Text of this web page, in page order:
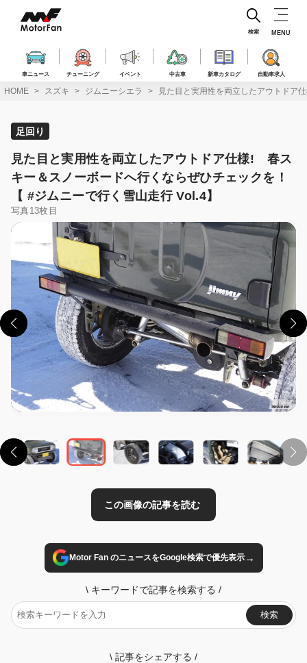
ス
車ニュース チューニング イベント 中古車 新車カタログ 自動車求人
検索 MENU
HOME スズキ ジムニーシエラ 見た目と実用性を両立したアウトドア
足回り
見た目と実用性を両立したアウトドア仕様! 春ス
キー＆スノーボードへ行くならぜひチェックを！
【 #ジムニーで行く雪山走行 Vol.4】
写真13枚目
Motor Fan のニュースをGoogle検索で優先表示→
\ キーワードで記事を検索する /
検索
\ 記事をシェアする /